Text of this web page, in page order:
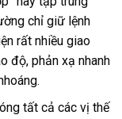
chỉ giữ lệnh
rất nhiều giao
độ, phản xạ nhanh
tất cả các vị thế